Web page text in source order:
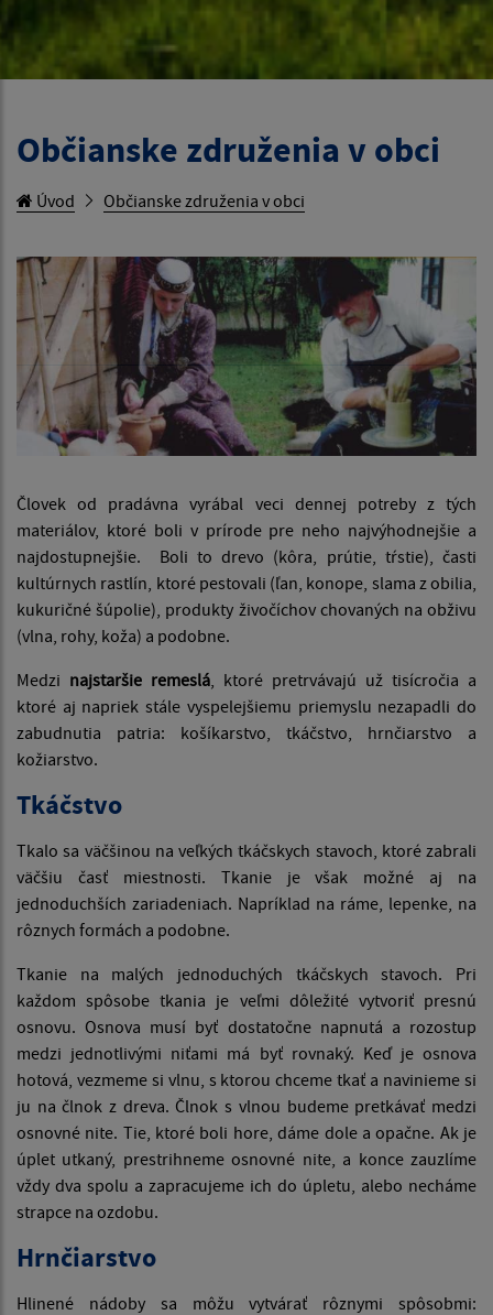
Občianske združenia v obci
Úvod Občianske združenia v obci
Človek od pradávna vyrábal veci dennej potreby z tých
materiálov, ktoré boli v prírode pre neho najvýhodnejšie a
najdostupnejšie. Boli to drevo (kôra, prútie, tŕstie), časti
kultúrnych rastlín, ktoré pestovali (ľan, konope, slama z obilia,
kukuričné šúpolie), produkty živočíchov chovaných na obživu
(vlna, rohy, koža) a podobne.
Medzi najstaršie remeslá , ktoré pretrvávajú už tisícročia a
ktoré aj napriek stále vyspelejšiemu priemyslu nezapadli do
zabudnutia patria: košíkarstvo, tkáčstvo, hrnčiarstvo a
kožiarstvo.
Tkáčstvo
Tkalo sa väčšinou na veľkých tkáčskych stavoch, ktoré zabrali
väčšiu časť miestnosti. Tkanie je však možné aj na
jednoduchších zariadeniach. Napríklad na ráme, lepenke, na
rôznych formách a podobne.
Tkanie na malých jednoduchých tkáčskych stavoch. Pri
každom spôsobe tkania je veľmi dôležité vytvoriť presnú
osnovu. Osnova musí byť dostatočne napnutá a rozostup
medzi jednotlivými niťami má byť rovnaký. Keď je osnova
hotová, vezmeme si vlnu, s ktorou chceme tkať a navinieme si
ju na člnok z dreva. Člnok s vlnou budeme pretkávať medzi
osnovné nite. Tie, ktoré boli hore, dáme dole a opačne. Ak je
úplet utkaný, prestrihneme osnovné nite, a konce zauzlíme
vždy dva spolu a zapracujeme ich do úpletu, alebo necháme
strapce na ozdobu.
Hrnčiarstvo
Hlinené nádoby sa môžu vytvárať rôznymi spôsobmi: